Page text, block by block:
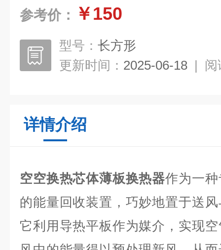
参考价： ￥150
型号： 长方形
更新时间： 2025-06-18 | 阅
详情介绍
空空换热芯体薄板换热器作为一
的能量回收装置，巧妙地置于送
它利用导热平板作为媒介，实现